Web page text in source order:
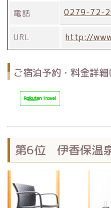
電話 0279-72-
URL http://
ご宿泊予約・料金詳
第6位 伊香保温